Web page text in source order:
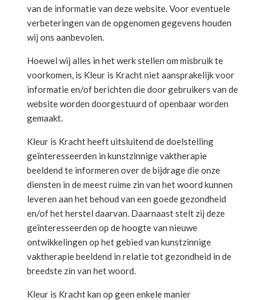
van de informatie van deze website. Voor eventuele
verbeteringen van de opgenomen gegevens houden
wij ons aanbevolen.
Hoewel wij alles in het werk stellen om misbruik te
voorkomen, is Kleur is Kracht niet aansprakelijk voor
informatie en/of berichten die door gebruikers van de
website worden doorgestuurd of openbaar worden
gemaakt.
Kleur is Kracht heeft uitsluitend de doelstelling
geïnteresseerden in kunstzinnige vaktherapie
beeldend te informeren over de bijdrage die onze
diensten in de meest ruime zin van het woord kunnen
leveren aan het behoud van een goede gezondheid
en/of het herstel daarvan. Daarnaast stelt zij deze
geïnteresseerden op de hoogte van nieuwe
ontwikkelingen op het gebied van kunstzinnige
vaktherapie beeldend in relatie tot gezondheid in de
breedste zin van het woord.
Kleur is Kracht kan op geen enkele manier